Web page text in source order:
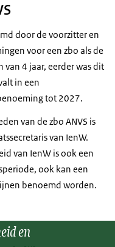
door de voorzitter en
voor een zbo als de
van 4 jaar, eerder was dit
in een
tot 2027.
van de zbo ANVS is
van IenW.
van IenW is ook een
ook kan een
benoemd worden.
en